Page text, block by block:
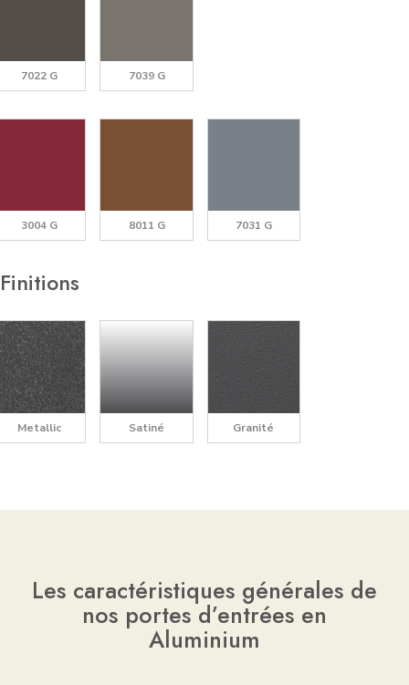
7022 G 7039 G
3004 G 8011 G 7031 G
Finitions
Metallic Satiné Granité
Les caractéristiques générales de
nos portes d’entrées en
Aluminium